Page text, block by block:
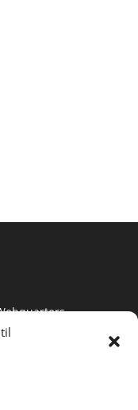
m.